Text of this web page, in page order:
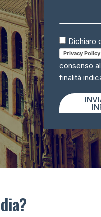
Dichiaro
Privacy Policy
consenso
finalità